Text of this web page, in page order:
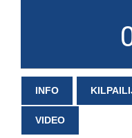
INFO
VIDEO